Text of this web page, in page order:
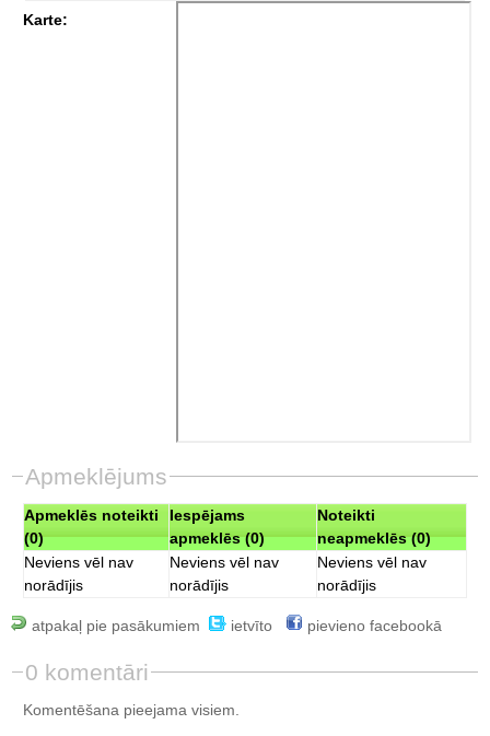
Karte:
Apmeklējums
Apmeklēs noteikti
(0)
Iespējams
apmeklēs (0)
Noteikti
neapmeklēs (0)
Neviens vēl nav
norādījis
Neviens vēl nav
norādījis
Neviens vēl nav
norādījis
atpakaļ pie pasākumiem ietvīto pievieno facebookā
0 komentāri
Komentēšana pieejama visiem.